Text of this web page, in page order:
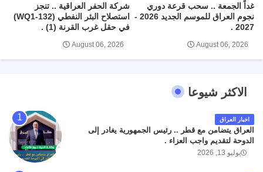
غداً الجمعة .. سحب قرعة دوري
نجوم العراق للموسم الجديد 2026 -
2027 .
August 06, 2026
شركة الحفر العراقية .. تنجز
استصلاح البئر النفطي (WQ1-132)
في حقل غرب القرنة (1) .
August 06, 2026
الاكثر شيوعا
اخبار العراق
العراق يتضامن مع قطر .. رئيس الجمهورية يغادر إلى
الدوحة لتقديم واجب العزاء .
يوليو 13, 2026